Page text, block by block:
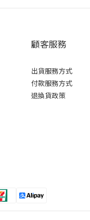
顧客服務
出貨服務方式
付款服務方式
退換貨政策